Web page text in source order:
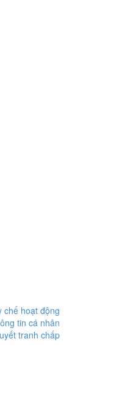
chế hoạt động
tin cá nhân
tranh chấp